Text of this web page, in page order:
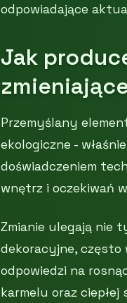
odpowiadające
Jak
Przemyślany
ekologiczne -
doświadczeniem
wnętrz i oczekiwań
Zmianie ulegają nie
dekoracyjne, często
odpowiedzi na
karmelu oraz